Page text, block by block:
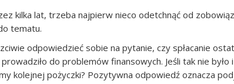
kilka lat, trzeba najpierw nieco odetchnąć od
tematu.
odpowiedzieć sobie na pytanie, czy spłacanie
do problemów finansowych. Jeśli tak nie było
kolejnej pożyczki? Pozytywna odpowiedź oznacza